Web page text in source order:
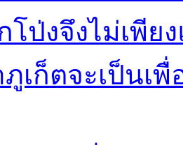
โป่งจึงไม่เพีย
ภูเก็ตจะเป็น